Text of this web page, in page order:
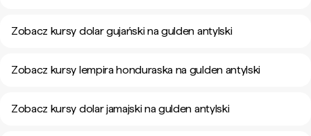
Zobacz kursy dolar gujański na gulden antylski
Zobacz kursy lempira honduraska na gulden antylski
Zobacz kursy dolar jamajski na gulden antylski